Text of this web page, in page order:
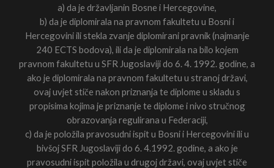
a) da je državljanin Bosne i Hercegovine,
b) da je diplomirala na pravnom fakultetu u Bosni i
Hercegovini ili stekla zvanje diplomirani pravnik (najmanje
240 ECTS bodova), ili da je diplomirala na bilo kojem
pravnom fakultetu u SFR Jugoslaviji do 6. 4. 1992. godine, a
ako je diplomirala na pravnom fakultetu u stranoj državi,
ovaj uvjet stiče nakon priznanja te diplome u skladu s
propisima kojima je priznanje te diplome i nivo stručnog
obrazovanja regulirana u Federaciji,
c) da je položila pravosudni ispit u Bosni i Hercegovini ili u
bivšoj SFR Jugoslaviji do 6. 4.1992. godine, a ako je
pravosudni ispit položila u drugoj državi, ovaj uvjet stiče